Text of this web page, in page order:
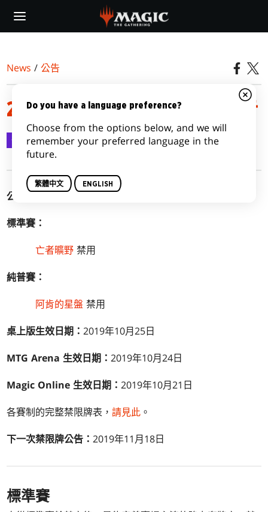
main
News /公告
2019年10月21日禁限牌公告
公告 2019-10-21
公告日期：2019年10月21日
標準賽：
亡者曠野 禁用
純普賽：
阿肯的星盤 禁用
桌上版生效日期：2019年10月25日
MTG Arena生效日期：2019年10月24日
Magic Online生效日期：2019年10月21日
各賽制的完整禁限牌表，請見此 。
下一次禁限牌公告：2019年11月18日
標準賽
Do you have a language preference?
Choose from the options below, and we will
remember your preferred language in the
future.
繁體中文 ENGLISH